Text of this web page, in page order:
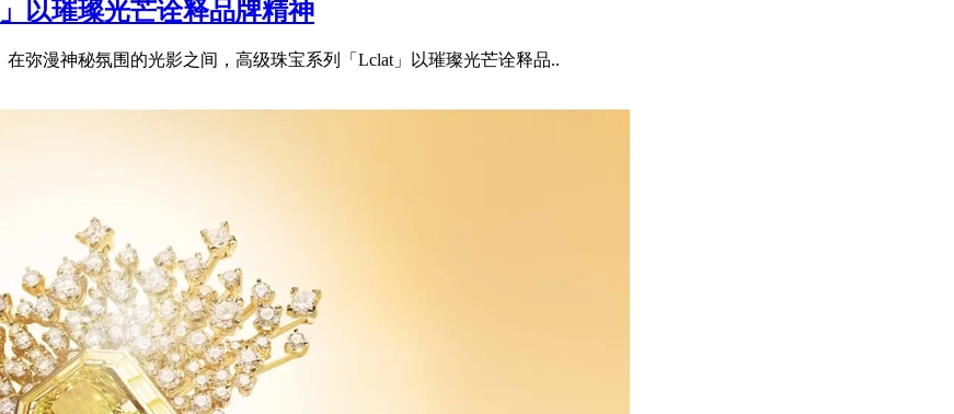
以璀璨光芒诠释品牌精神
弥漫神秘氛围的光影之间，高级珠宝系列「Lclat」以璀璨光芒诠释品..